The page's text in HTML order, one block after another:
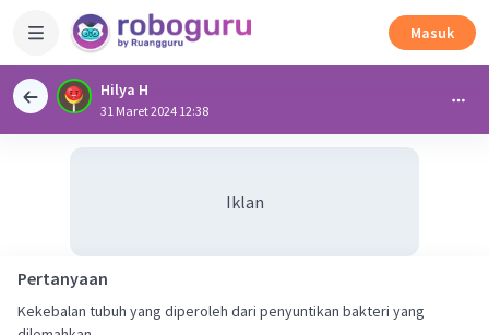
Masuk
Hilya H
31 Maret 2024 12:38
Iklan
Pertanyaan
Kekebalan tubuh yang diperoleh dari penyuntikan bakteri yang